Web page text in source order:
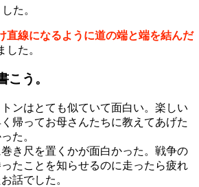
た。
直線になるように道の端と端を結んだ
した。
こう。
ンはとても似ていて面白い。楽しい
帰ってお母さんたちに教えてあげた
た。
き尺を置くかが面白かった。戦争の
たことを知らせるのに走ったら疲れ
話でした。